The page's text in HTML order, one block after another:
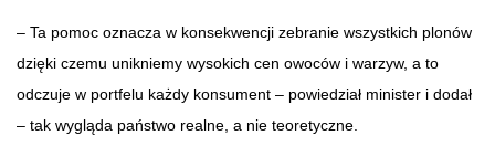
– Ta pomoc oznacza w konsekwencji zebranie wszystkich plonów
dzięki czemu unikniemy wysokich cen owoców i warzyw, a to
odczuje w portfelu każdy konsument – powiedział minister i dodał
– tak wygląda państwo realne, a nie teoretyczne.